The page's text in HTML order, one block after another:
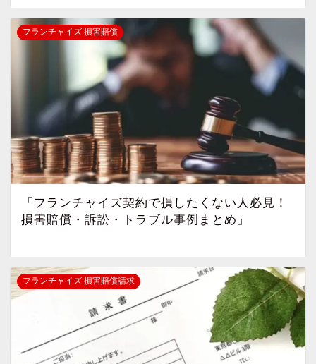
フランチャイズ 損害賠償
「フランチャイズ契約で損したくない人必見！
損害賠償・訴訟・トラブル事例まとめ」
フランチャイズ 損害賠償請求